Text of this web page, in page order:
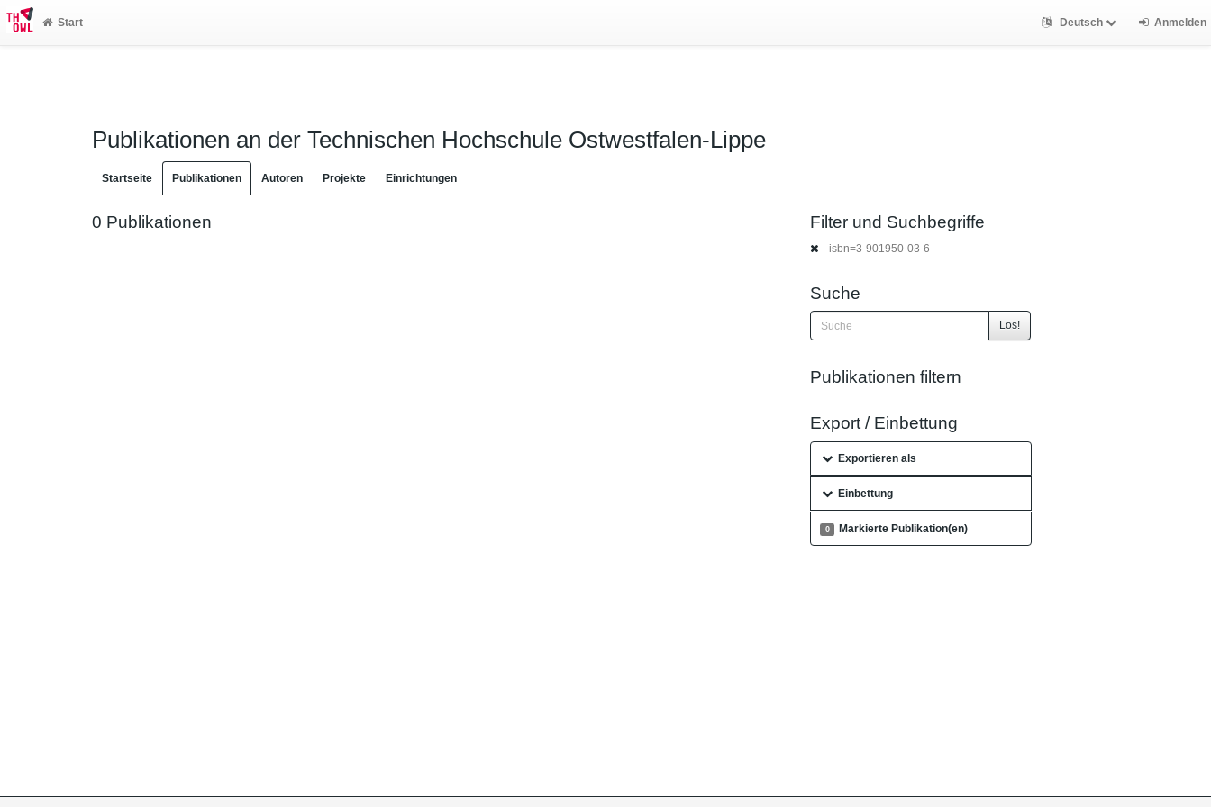
Start Deutsch Anmelden
Publikationen an der Technischen Hochschule Ostwestfalen-Lippe
Startseite Publikationen Autoren Projekte Einrichtungen
0 Publikationen Filter und Suchbegriffe
isbn=3-901950-03-6
Suche
Los!
Publikationen filtern
Export / Einbettung
Exportieren als
Einbettung
0 Markierte Publikation(en)